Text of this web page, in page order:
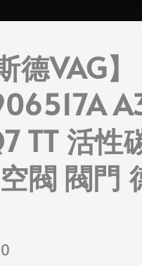
德VAG】
TT 活性
閥 閥門